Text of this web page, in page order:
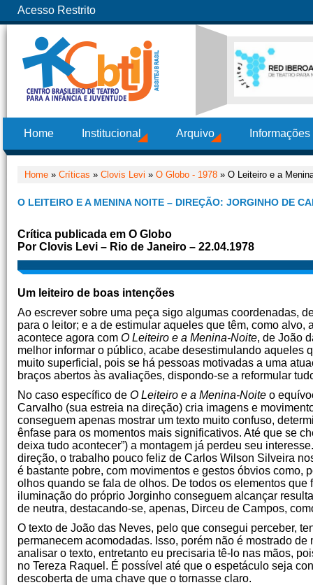
Acesso Restrito
Home Institucional Arquivo
Home » Críticas » Clovis Levi » O Globo - 1978 » O Leiteiro e a
O LEITEIRO E A MENINA NOITE – DIREÇÃO: JORGINHO DE
Crítica publicada em O Globo
Por Clovis Levi – Rio de Janeiro – 22.04.1978
Um leiteiro de boas intenções
Ao escrever sobre uma peça sigo algumas coordenadas,
para o leitor; e a de estimular aqueles que têm, como
acontece agora com O Leiteiro e a Menina-Noite, de João
melhor informar o público, acabe desestimulando aqueles
muito superficial, pois se há pessoas motivadas a uma
braços abertos às avaliações, dispondo-se a reformular
No caso específico de O Leiteiro e a Menina-Noite o
Carvalho (sua estreia na direção) cria imagens e
conseguem apenas mostrar um texto muito confuso,
ênfase para os momentos mais significativos. Até que se
deixa tudo acontecer”) a montagem já perdeu seu
direção, o trabalho pouco feliz de Carlos Wilson Silveira
é bastante pobre, com movimentos e gestos óbvios como,
olhos quando se fala de olhos. De todos os elementos
iluminação do próprio Jorginho conseguem alcançar
de neutra, destacando-se, apenas, Dirceu de Campos,
O texto de João das Neves, pelo que consegui perceber,
permanecem acomodadas. Isso, porém não é mostrado
analisar o texto, entretanto eu precisaria tê-lo nas mãos,
no Tereza Raquel. É possível até que o espetáculo seja
descoberta de uma chave que o tornasse claro.